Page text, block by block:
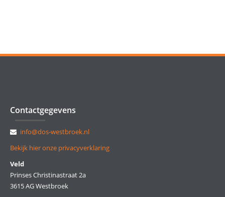
Contactgegevens
info@dos-westbroek.nl
Bekijk hier onze privacyverklaring
Veld
Prinses Christinastraat 2a
3615 AG Westbroek